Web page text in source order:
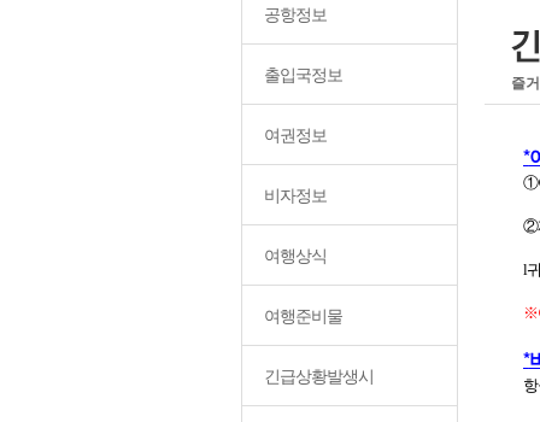
공항정보
출입국정보
여권정보
비자정보
여행상식
여행준비물
긴급상황발생시
즐
*
①
②
l
※
*